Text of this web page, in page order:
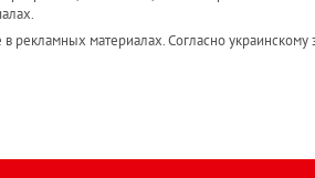
материалах. Согласно украинскому